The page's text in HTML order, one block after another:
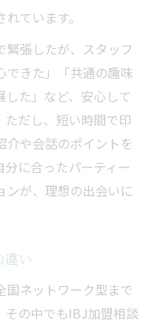
ています。
緊張したが、スタッフ
できた」「共通の趣味
た」など、安心して
だし、短い時間で印
介や会話のポイントを
に合ったパーティー
ンが、理想の出会いに
違い
国ネットワーク型まで
その中でもIBJ加盟相談